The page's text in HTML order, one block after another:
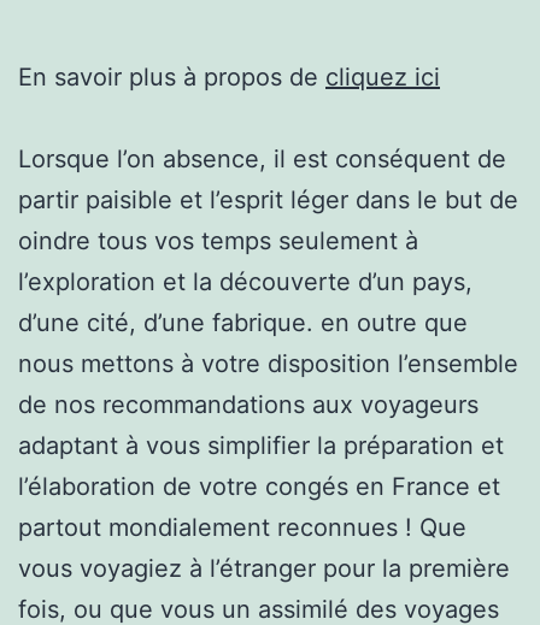
En savoir plus à propos de cliquez ici
Lorsque l’on absence, il est conséquent de
partir paisible et l’esprit léger dans le but de
oindre tous vos temps seulement à
l’exploration et la découverte d’un pays,
d’une cité, d’une fabrique. en outre que
nous mettons à votre disposition l’ensemble
de nos recommandations aux voyageurs
adaptant à vous simplifier la préparation et
l’élaboration de votre congés en France et
partout mondialement reconnues ! Que
vous voyagiez à l’étranger pour la première
fois, ou que vous un assimilé des voyages